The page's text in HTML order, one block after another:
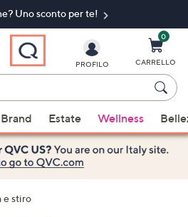
Uno sconto per te!​
PROFILO
0
CARRELLO
Estate Wellness
e stiro